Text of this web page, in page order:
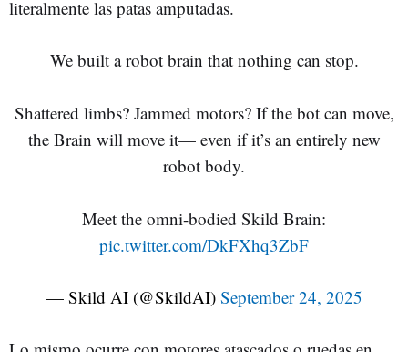
literalmente las patas amputadas.
We built a robot brain that nothing can stop.
Shattered limbs? Jammed motors? If the bot can move,
the Brain will move it— even if it’s an entirely new
robot body.
Meet the omni-bodied Skild Brain:
pic.twitter.com/DkFXhq3ZbF
— Skild AI (@SkildAI) September 24, 2025